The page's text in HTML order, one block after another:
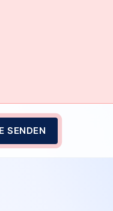
SENDEN